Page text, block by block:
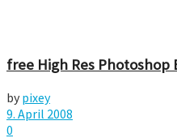
free High Res Photoshop
by pixey
9. April 2008
0